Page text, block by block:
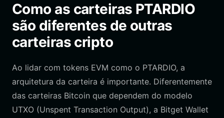
Como as carteiras PTARDIO
são diferentes de outras
carteiras cripto
Ao lidar com tokens EVM como o PTARDIO, a
arquitetura da carteira é importante. Diferentemente
das carteiras Bitcoin que dependem do modelo
UTXO (Unspent Transaction Output), a Bitget Wallet